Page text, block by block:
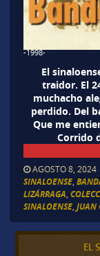
-1998-
El
traidor. El
muchacho
perdido. Del
Que me
Corrido
AGOSTO 8, 2024
SINALOENSE,
LIZÁRRAGA
SINALOENSE, JUAN
EL